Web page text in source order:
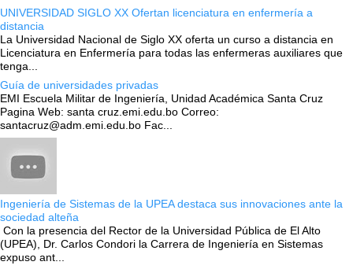
UNIVERSIDAD SIGLO XX Ofertan licenciatura en enfermería a
distancia
La Universidad Nacional de Siglo XX oferta un curso a distancia en
Licenciatura en Enfermería para todas las enfermeras auxiliares que
tenga...
Guía de universidades privadas
EMI Escuela Militar de Ingeniería, Unidad Académica Santa Cruz
Pagina Web: santa cruz.emi.edu.bo Correo:
santacruz@adm.emi.edu.bo Fac...
Ingeniería de Sistemas de la UPEA destaca sus innovaciones ante la
sociedad alteña
Con la presencia del Rector de la Universidad Pública de El Alto
(UPEA), Dr. Carlos Condori la Carrera de Ingeniería en Sistemas
expuso ant...